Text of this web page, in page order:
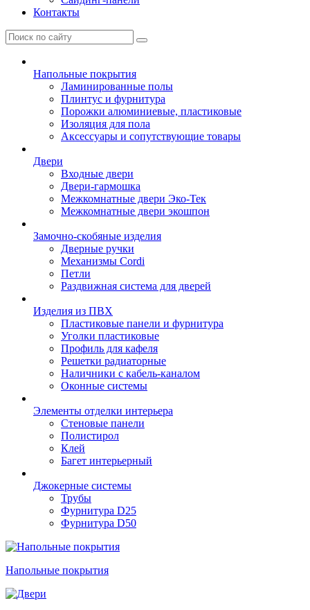
Контакты
Напольные покрытия
Ламинированные полы
Плинтус и фурнитура
Порожки алюминиевые, пластиковые
Изоляция для пола
Аксессуары и сопутствующие товары
Двери
Входные двери
Двери-гармошка
Межкомнатные двери Эко-Тек
Межкомнатные двери экошпон
Замочно-скобяные изделия
Дверные ручки
Механизмы Cordi
Петли
Раздвижная система для дверей
Изделия из ПВХ
Пластиковые панели и фурнитура
Уголки пластиковые
Профиль для кафеля
Решетки радиаторные
Наличники с кабель-каналом
Оконные системы
Элементы отделки интерьера
Стеновые панели
Полистирол
Клей
Багет интерьерный
Джокерные системы
Трубы
Фурнитура D25
Фурнитура D50
Напольные покрытия